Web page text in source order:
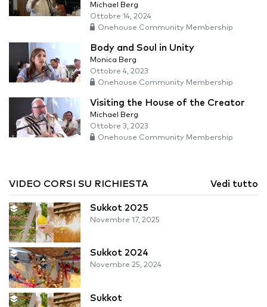
Michael Berg
Ottobre 14, 2024
Onehouse Community Membership
Body and Soul in Unity
Monica Berg
Ottobre 4, 2023
Onehouse Community Membership
Visiting the House of the Creator
Michael Berg
Ottobre 3, 2023
Onehouse Community Membership
VIDEO CORSI SU RICHIESTA Vedi tutto
Sukkot 2025
Novembre 17, 2025
Sukkot 2024
Novembre 25, 2024
Sukkot